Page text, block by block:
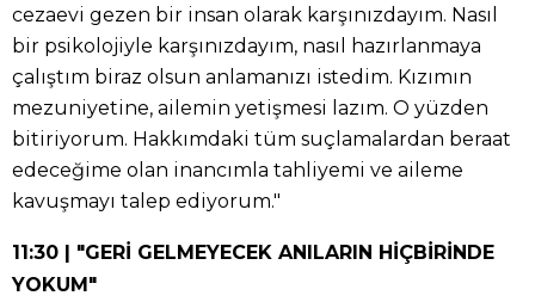
cezaevi gezen bir insan olarak karşınızdayım. Nasıl
bir psikolojiyle karşınızdayım, nasıl hazırlanmaya
çalıştım biraz olsun anlamanızı istedim. Kızımın
mezuniyetine, ailemin yetişmesi lazım. O yüzden
bitiriyorum. Hakkımdaki tüm suçlamalardan beraat
edeceğime olan inancımla tahliyemi ve aileme
kavuşmayı talep ediyorum."
11:30 | "GERİ GELMEYECEK ANILARIN HİÇBİRİNDE
YOKUM"